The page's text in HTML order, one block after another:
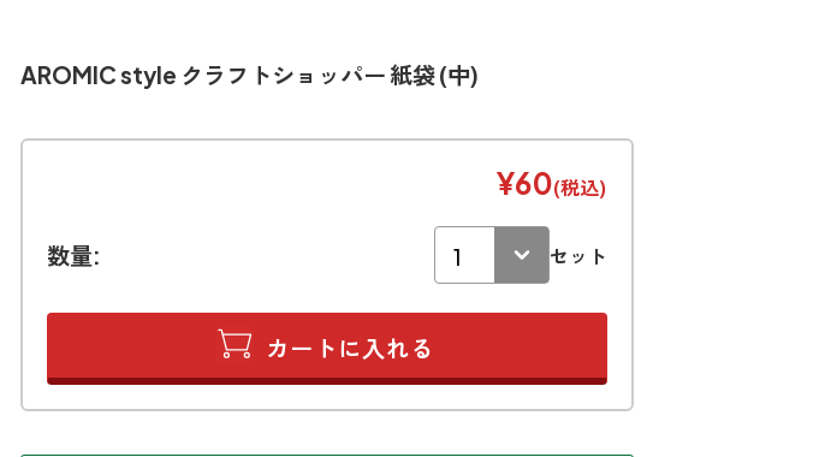
AROMIC style クラフトショッパー 紙袋 (中)
¥60(税込)
数量: セット